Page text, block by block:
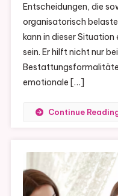
Entscheidungen, die
organisatorisch
kann in dieser
sein. Er hilft nicht nur
emotionale […]
Continue